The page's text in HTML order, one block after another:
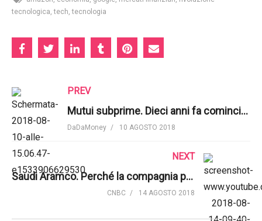
tecnologica tech tecnologia
PREV
Mutui subprime. Dieci anni fa cominciava la peggior crisi economica del dopoguerra | Euronews
DaDaMoney 10 AGOSTO 2018
NEXT
Saudi Aramco. Perché la compagnia petrolifera statale è così strategica? | CNBC International
CNBC 14 AGOSTO 2018